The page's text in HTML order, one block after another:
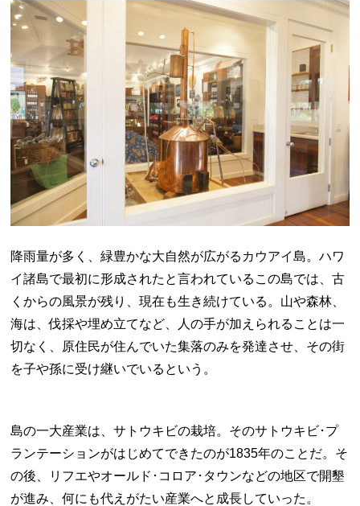
降雨量が多く、緑豊かな大自然が広がるカウアイ島。ハワ
イ諸島で最初に形成されたと言われているこの島では、古
くからの風景が残り、現在も生き続けている。山や森林、
海は、伐採や埋め立てなど、人の手が加えられることは一
切なく、原住民が住んでいた集落のみを発達させ、その街
を子や孫に受け継いでいるという。
島の一大産業は、サトウキビの栽培。そのサトウキビ･プ
ランテーションがはじめてできたのが1835年のことだ。そ
の後、リフエやオールド･コロア･タウンなどの地区で開墾
が進み、何にも代えがたい産業へと成長していった。